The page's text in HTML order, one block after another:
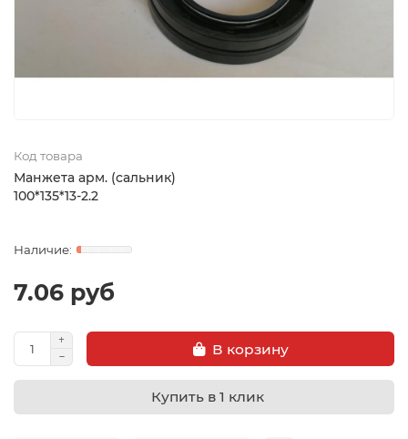
Код товара
Манжета арм. (сальник)
100*135*13-2.2
7.06 руб
В корзину
Купить в 1 клик